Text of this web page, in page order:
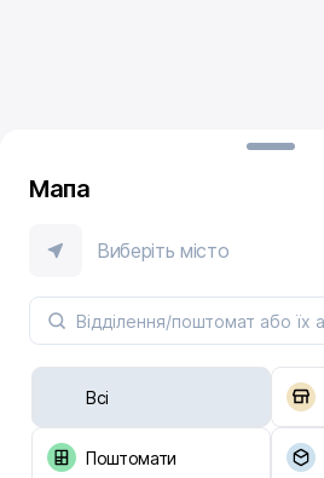
Мапа
Виберіть місто
Всі
Поштомати